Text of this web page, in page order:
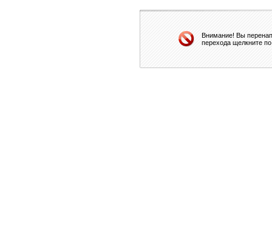
Внимание! Вы
перехода щелкните